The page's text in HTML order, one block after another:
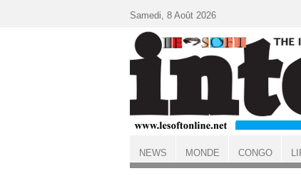
ACCUEIL
Samedi, 8 Août 2026
NEWS MONDE CONGO